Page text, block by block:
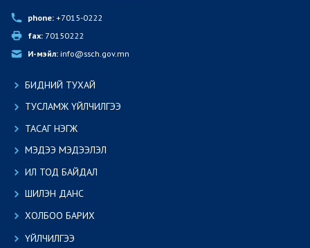
phone: +7015-0222
fax: 70150222
И-мэйл: info@ssch.gov.mn
БИДНИЙ ТУХАЙ
ТУСЛАМЖ ҮЙЛЧИЛГЭЭ
ТАСАГ НЭГЖ
МЭДЭЭ МЭДЭЭЛЭЛ
ИЛ ТОД БАЙДАЛ
ШИЛЭН ДАНС
ХОЛБОО БАРИХ
ҮЙЛЧИЛГЭЭ